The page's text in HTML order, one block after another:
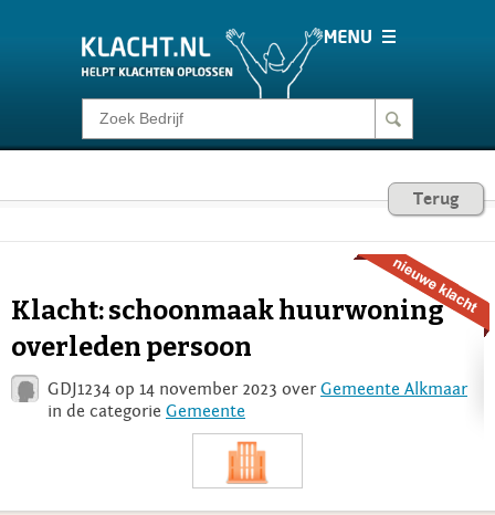
Klacht melden
Consumentenrecht
Voor Bedrijven
Login
Terug
Klacht: schoonmaak huurwoning
overleden persoon
GDJ1234 op 14 november 2023 overGemeente Alkmaar
in de categorie Gemeente